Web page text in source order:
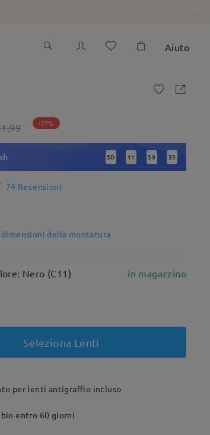
Aiuto
-77%
5D : 11 : 59 : 34
74 Recensioni
dimensioni della montatura
Nero (C11) in magazzino
Seleziona Lenti
per lenti antigraffio incluso
entro 60 giorni